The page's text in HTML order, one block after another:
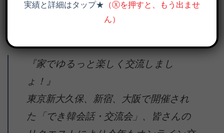
【でき韓オンライン日韓交流会 25年1月】家で韓国語を話して韓国
『家でゆるっと楽しく交流しまし
ょ！』
東京新大久保、新宿、大阪で開催され
た「でき韓会話・交流会」、皆さんの
実績と詳細はタップ★ （Ⓧを押すと、もう出ませ
ん）